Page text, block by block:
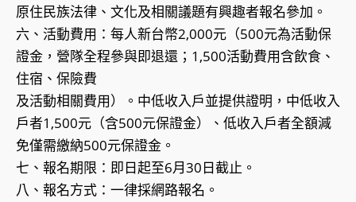
原住民族法律、文化及相關議題有興趣者報名參加。
六、活動費用：每人新台幣2,000元（500元為活動保
證金，營隊全程參與即退還；1,500活動費用含飲食、
住宿、保險費
及活動相關費用）。中低收入戶並提供證明，中低收入
戶者1,500元（含500元保證金）、低收入戶者全額減
免僅需繳納500元保證金。
七、報名期限：即日起至6月30日截止。
八、報名方式：一律採網路報名。